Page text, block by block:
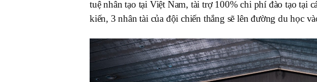
tuệ nhân tạo tại Việt Nam, tài trợ 100% chi phí đào tạo tại
kiến, 3 nhân tài của đội chiến thắng sẽ lên đường du học